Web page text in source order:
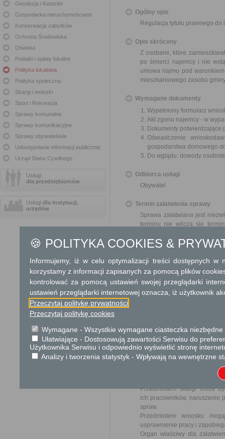
Geodezja i Kataster
Gospodarka nieruchomościami
Konserwacja zabytków
Ochrona Środowiska
Oświata
Podatki i opłaty lokalne
Polityka lokalowa
Polityka społeczna
Skargi i wnioski
Sport i Rekreacja
Sprawy komunalne
Sprawy komunikacyjne
Sprawy obywatelskie
Udostępnianie informacji publicznej
Urząd Stanu Cywilnego
Usługi
dla przedsiębiorców
Usługi dla instytucji,
urzędów
Ogólny opis
Regulacja tytułu prawnego
Opis skrócony
Z osobami, które
po śmierci najemcy i nie
umowa najmu pod
mieszkaniowego zasobu
Wymagane dokumenty
Wypełniony formularz
Akt zgonu najemcy - w
Dokumenty potwierdzające
Oświadczenie
gospodarstwa domowego
Do wglądu: dowody
Odbiorca usługi
Obywatel
Termin załatwienia sprawy
Sprawa załatwiana jest
terminu nie wlicza się
od organu).
Informacja
Dodatkowe
Tryb odwoławczy
Brak
Przedmiotem skargi może
ich pracowników, naruszenie
spraw.
Przedmiotem wniosku
usprawnienie pracy i
Organ właściwy dla
🍪 POLITYKA COOKIES &
Informujemy, iż w celu optymalizacji treści dostępnych w
korzystamy z informacji zapisanych za pomocą plików
kontrolować za pomocą ustawień swojej przeglądarki
ustawień przeglądarki internetowej oznacza, iż użytkownik
Przeczytaj politykę prywatności
Przeczytaj politykę cookies
Wymagane - Wszystkie wymagane ciasteczka
Ułatwiające - Dostosowują zawartości Serwisu do
Użytkownika Serwisu i odpowiednio wyświetlić stronę
Analizy i tworzenia statystyk - Wpływają na wewnętrzne